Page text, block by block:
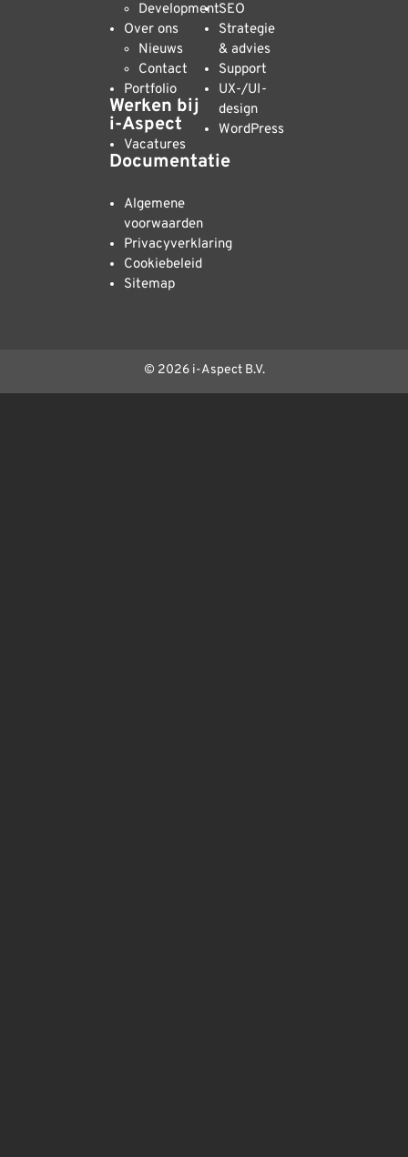
Development
Over ons
Nieuws
Contact
Portfolio
Werken bij
i-Aspect
Vacatures
Documentatie
Algemene
voorwaarden
Privacyverklaring
Cookiebeleid
Sitemap
SEO
Strategie
& advies
Support
UX-/UI-
design
WordPress
© 2026 i-Aspect B.V.